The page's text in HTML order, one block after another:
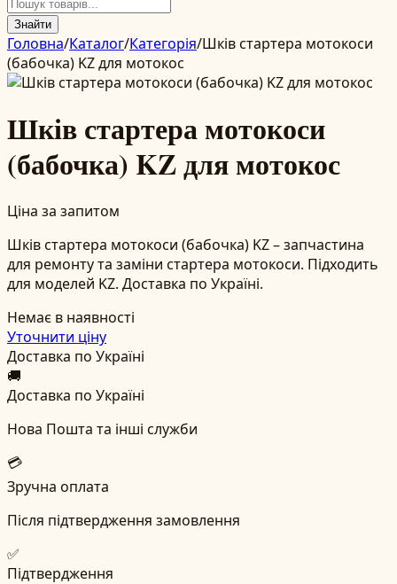
Знайти
Головна/Каталог/Категорія/Шків стартера мотокоси
(бабочка) KZ для мотокос
Шків стартера мотокоси
(бабочка) KZ для мотокос
Ціна за запитом
Шків стартера мотокоси (бабочка) KZ – запчастина
для ремонту та заміни стартера мотокоси. Підходить
для моделей KZ. Доставка по Україні.
Немає в наявності
Уточнити ціну
Доставка по Україні
🚚
Доставка по Україні
Нова Пошта та інші служби
💳
Зручна оплата
Після підтвердження замовлення
✅
Підтвердження